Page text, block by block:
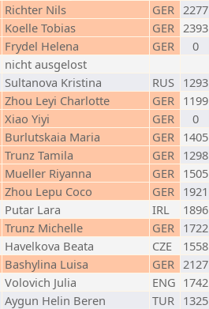
Richter Nils GER 2277
Koelle Tobias GER 2393
Frydel Helena GER 0
nicht ausgelost
Sultanova Kristina RUS 1293
Zhou Leyi Charlotte GER 1199
Xiao Yiyi GER 0
Burlutskaia Maria GER 1405
Trunz Tamila GER 1298
Mueller Riyanna GER 1505
Zhou Lepu Coco GER 1921
Putar Lara IRL 1896
Trunz Michelle GER 1722
Havelkova Beata CZE 1558
Bashylina Luisa GER 2127
Volovich Julia ENG 1742
Aygun Helin Beren TUR 1325